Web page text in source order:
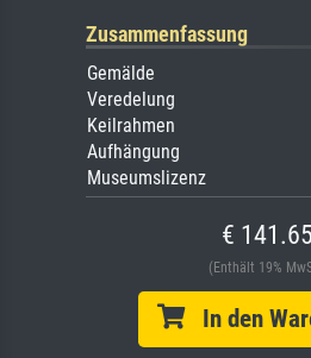
Zusammenfassung
Gemälde
Veredelung
Keilrahmen
Aufhängung
Museumslizenz
€ 141.65
(Enthält 19%
In den